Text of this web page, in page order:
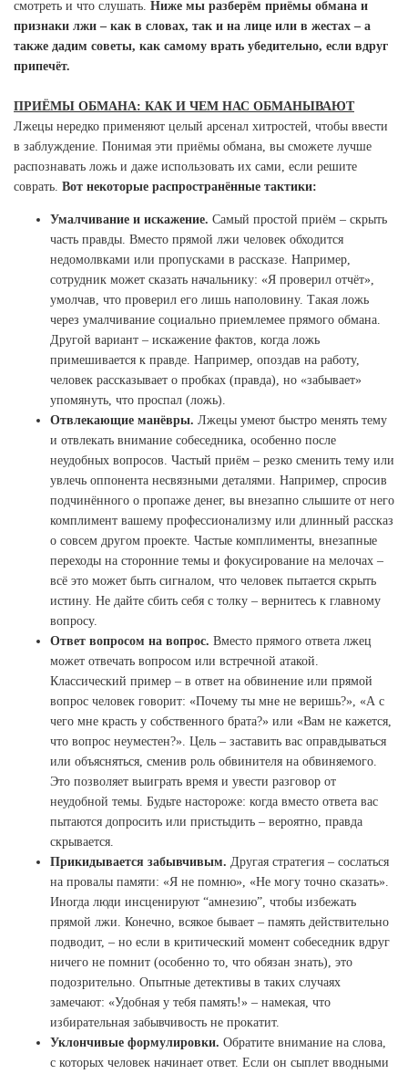
смотреть и что слушать. Ниже мы разберём приёмы обмана и
признаки лжи – как в словах, так и на лице или в жестах – а
также дадим советы, как самому врать убедительно, если вдруг
припечёт.
ПРИЁМЫ ОБМАНА: КАК И ЧЕМ НАС ОБМАНЫВАЮТ
Лжецы нередко применяют целый арсенал хитростей, чтобы ввести
в заблуждение. Понимая эти приёмы обмана, вы сможете лучше
распознавать ложь и даже использовать их сами, если решите
соврать. Вот некоторые распространённые тактики:
Умалчивание и искажение. Самый простой приём – скрыть
часть правды. Вместо прямой лжи человек обходится
недомолвками или пропусками в рассказе. Например,
сотрудник может сказать начальнику: «Я проверил отчёт»,
умолчав, что проверил его лишь наполовину. Такая ложь
через умалчивание социально приемлемее прямого обмана.
Другой вариант – искажение фактов, когда ложь
примешивается к правде. Например, опоздав на работу,
человек рассказывает о пробках (правда), но «забывает»
упомянуть, что проспал (ложь).
Отвлекающие манёвры. Лжецы умеют быстро менять тему
и отвлекать внимание собеседника, особенно после
неудобных вопросов. Частый приём – резко сменить тему или
увлечь оппонента несвязными деталями. Например, спросив
подчинённого о пропаже денег, вы внезапно слышите от него
комплимент вашему профессионализму или длинный рассказ
о совсем другом проекте. Частые комплименты, внезапные
переходы на сторонние темы и фокусирование на мелочах –
всё это может быть сигналом, что человек пытается скрыть
истину. Не дайте сбить себя с толку – вернитесь к главному
вопросу.
Ответ вопросом на вопрос. Вместо прямого ответа лжец
может отвечать вопросом или встречной атакой.
Классический пример – в ответ на обвинение или прямой
вопрос человек говорит: «Почему ты мне не веришь?», «А с
чего мне красть у собственного брата?» или «Вам не кажется,
что вопрос неуместен?». Цель – заставить вас оправдываться
или объясняться, сменив роль обвинителя на обвиняемого.
Это позволяет выиграть время и увести разговор от
неудобной темы. Будьте настороже: когда вместо ответа вас
пытаются допросить или пристыдить – вероятно, правда
скрывается.
Прикидывается забывчивым. Другая стратегия – сослаться
на провалы памяти: «Я не помню», «Не могу точно сказать».
Иногда люди инсценируют “амнезию”, чтобы избежать
прямой лжи. Конечно, всякое бывает – память действительно
подводит, – но если в критический момент собеседник вдруг
ничего не помнит (особенно то, что обязан знать), это
подозрительно. Опытные детективы в таких случаях
замечают: «Удобная у тебя память!» – намекая, что
избирательная забывчивость не прокатит.
Уклончивые формулировки. Обратите внимание на слова,
с которых человек начинает ответ. Если он сыплет вводными